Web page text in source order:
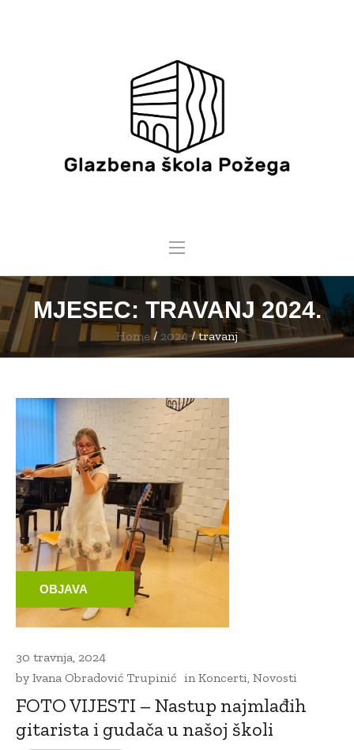
MJESEC: TRAVANJ 2024.
Home / 2024 /travanj
OBJAVA
30 travnja, 2024
by Ivana Obradović Trupinić in Koncerti Novosti
FOTO VIJESTI – Nastup najmlađih
gitarista i gudača u našoj školi